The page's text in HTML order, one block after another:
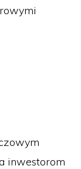
inwestorom